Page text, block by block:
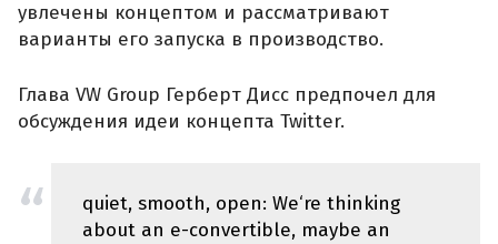
увлечены концептом и рассматривают
варианты его запуска в производство.
Глава VW Group Герберт Дисс предпочел для
обсуждения идеи концепта Twitter.
quiet, smooth, open: We‘re thinking
about an e-convertible, maybe an